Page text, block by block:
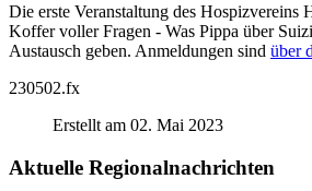
Die erste Veranstaltung des
Koffer voller Fragen - Was Pippa über
Austausch geben. Anmeldungen sind über
230502.fx
Erstellt am 02. Mai 2023
Aktuelle Regionalnachrichten